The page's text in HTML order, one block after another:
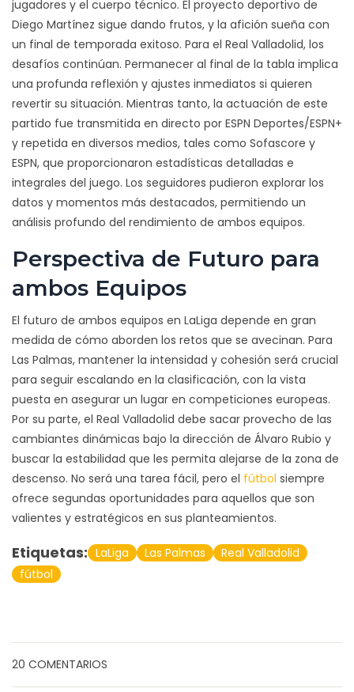
jugadores y el cuerpo técnico. El proyecto deportivo de
Diego Martínez sigue dando frutos, y la afición sueña con
un final de temporada exitoso. Para el Real Valladolid, los
desafíos continúan. Permanecer al final de la tabla implica
una profunda reflexión y ajustes inmediatos si quieren
revertir su situación. Mientras tanto, la actuación de este
partido fue transmitida en directo por ESPN Deportes/ESPN+
y repetida en diversos medios, tales como Sofascore y
ESPN, que proporcionaron estadísticas detalladas e
integrales del juego. Los seguidores pudieron explorar los
datos y momentos más destacados, permitiendo un
análisis profundo del rendimiento de ambos equipos.
Perspectiva de Futuro para
ambos Equipos
El futuro de ambos equipos en LaLiga depende en gran
medida de cómo aborden los retos que se avecinan. Para
Las Palmas, mantener la intensidad y cohesión será crucial
para seguir escalando en la clasificación, con la vista
puesta en asegurar un lugar en competiciones europeas.
Por su parte, el Real Valladolid debe sacar provecho de las
cambiantes dinámicas bajo la dirección de Álvaro Rubio y
buscar la estabilidad que les permita alejarse de la zona de
descenso. No será una tarea fácil, pero el fútbol siempre
ofrece segundas oportunidades para aquellos que son
valientes y estratégicos en sus planteamientos.
Etiquetas: LaLiga Las Palmas
Real Valladolid
fútbol
20 COMENTARIOS